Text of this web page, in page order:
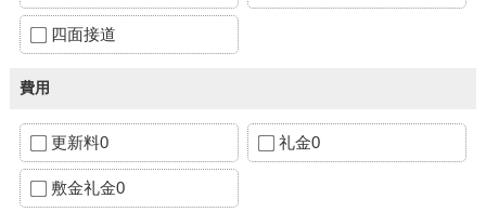
四面接道
費用
更新料0 礼金0
敷金礼金0